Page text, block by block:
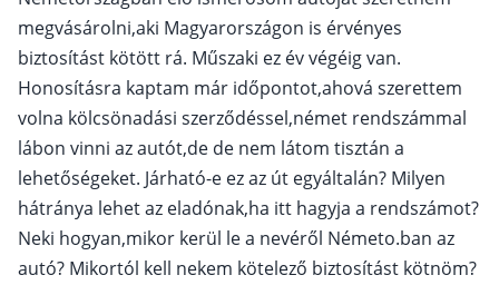
megvásárolni,aki Magyarországon is érvényes
biztosítást kötött rá. Műszaki ez év végéig van.
Honosításra kaptam már időpontot,ahová szerettem
volna kölcsönadási szerződéssel,német rendszámmal
lábon vinni az autót,de de nem látom tisztán a
lehetőségeket. Járható-e ez az út egyáltalán? Milyen
hátránya lehet az eladónak,ha itt hagyja a rendszámot?
Neki hogyan,mikor kerül le a nevéről Németo.ban az
autó? Mikortól kell nekem kötelező biztosítást kötnöm?